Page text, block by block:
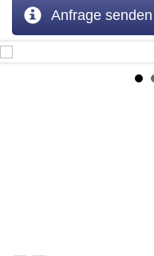
Anfrage senden